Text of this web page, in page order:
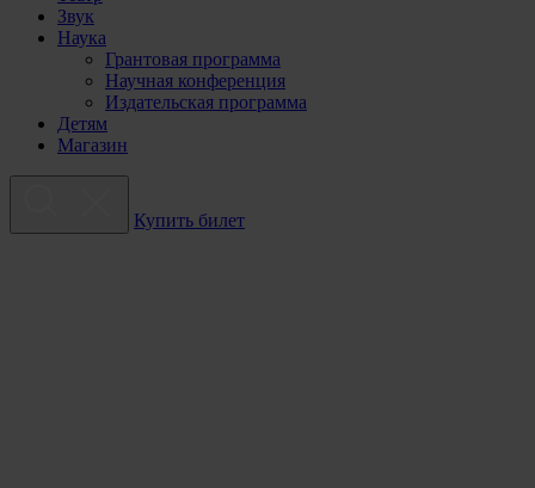
Звук
Наука
Грантовая программа
Научная конференция
Издательская программа
Детям
Магазин
Купить билет